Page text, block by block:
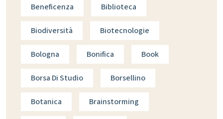
Beneficenza Biblioteca
Biodiversità Biotecnologie
Bologna Bonifica Book
Borsa Di Studio Borsellino
Botanica Brainstorming